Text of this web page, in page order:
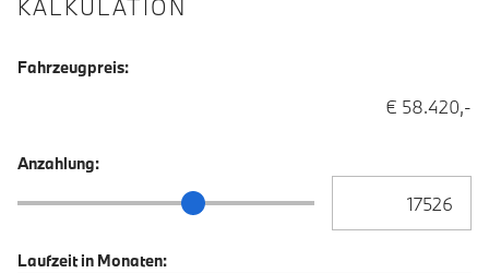
KALKULATION
Fahrzeugpreis:
€ 58.420,-
Anzahlung:
Anzahlung Schieberegler
Laufzeit in Monaten: